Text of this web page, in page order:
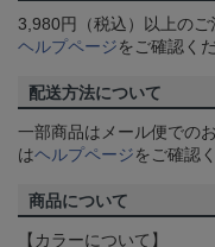
3,980円（税込）以上の
ヘルプページをご確認く
配送方法について
一部商品はメール便での
はヘルプページをご確認
商品について
【カラーについて】